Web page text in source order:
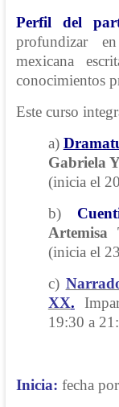
Perfil del
profundizar
mexicana
conocimientos
Este curso
a)
Gabriela
(inicia el
b)
Artemisa
(inicia el
c)
XX.
19:30 a
Inicia: fecha